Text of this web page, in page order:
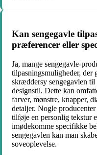
Kan sengegavle
præferencer eller
Ja, mange sengegavle-
tilpasningsmuligheder, der
skræddersy sengegavlen
designstil. Dette kan
farver, mønstre, knapper,
detaljer. Nogle
tilføje en personlig tekstur
imødekomme specifikke
sengegavlen kan man
soveoplevelse.